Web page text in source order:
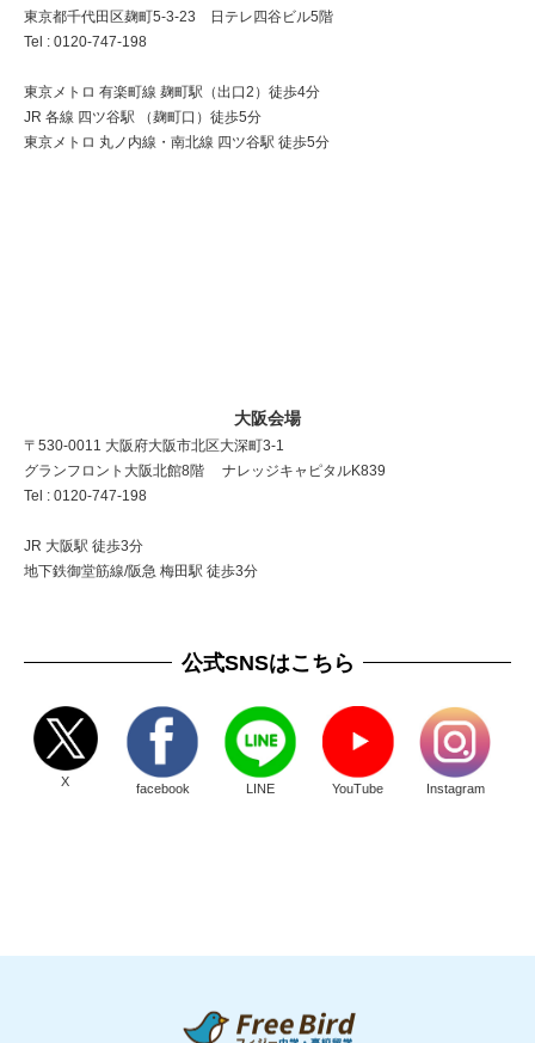
東京都千代田区麹町5-3-23 日テレ四谷ビル5階
Tel : 0120-747-198
東京メトロ 有楽町線 麹町駅（出口2）徒歩4分
JR 各線 四ツ谷駅 （麹町口）徒歩5分
東京メトロ 丸ノ内線・南北線 四ツ谷駅 徒歩5分
大阪会場
〒530-0011 大阪府大阪市北区大深町3-1
グランフロント大阪北館8階 ナレッジキャピタルK839
Tel : 0120-747-198
JR 大阪駅 徒歩3分
地下鉄御堂筋線/阪急 梅田駅 徒歩3分
公式SNSはこちら
X facebook LINE YouTube Instagram